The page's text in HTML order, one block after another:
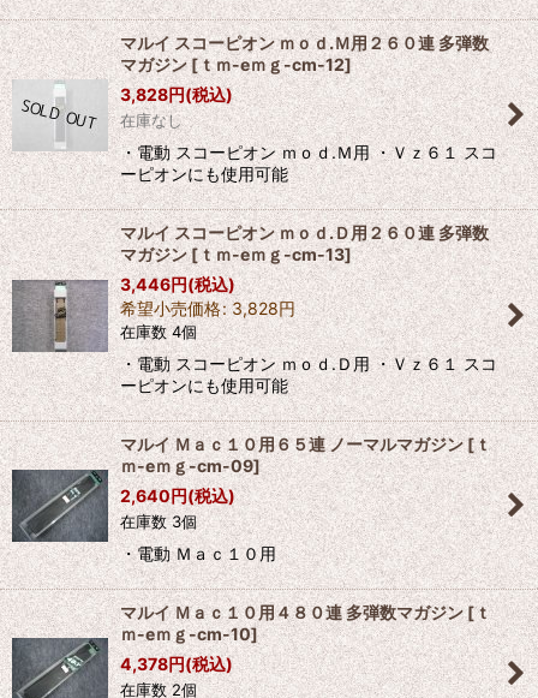
マルイ スコーピオン ｍｏｄ.Ｍ用２６０連 多弾数
マガジン[ｔｍ-eｍｇ-cm-12]
3,828円(税込)
在庫なし
・電動 スコーピオン ｍｏｄ.Ｍ用 ・Ｖｚ６１ スコ
ーピオンにも使用可能
マルイ スコーピオン ｍｏｄ.Ｄ用２６０連 多弾数
マガジン[ｔｍ-eｍｇ-cm-13]
3,446円(税込)
希望小売価格: 3,828円
在庫数 4個
・電動 スコーピオン ｍｏｄ.Ｄ用 ・Ｖｚ６１ スコ
ーピオンにも使用可能
マルイ Ｍａｃ１０用６５連 ノーマルマガジン[ｔ
ｍ-eｍｇ-cm-09]
2,640円(税込)
在庫数 3個
・電動 Ｍａｃ１０用
マルイ Ｍａｃ１０用４８０連 多弾数マガジン[ｔ
ｍ-eｍｇ-cm-10]
4,378円(税込)
在庫数 2個